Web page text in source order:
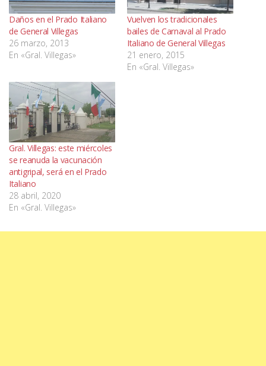
Daños en el Prado Italiano
de General Villegas
26 marzo, 2013
En «Gral. Villegas»
Vuelven los tradicionales
bailes de Carnaval al Prado
Italiano de General Villegas
21 enero, 2015
En «Gral. Villegas»
Gral. Villegas: este miércoles
se reanuda la vacunación
antigripal, será en el Prado
Italiano
28 abril, 2020
En «Gral. Villegas»